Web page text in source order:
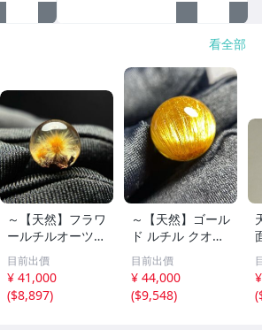
看全部
～【天然】フラワ
ールチルオーツ
丸玉 10.5mm 1.6
g
目前出價
¥ 41,000
($8,897)
～【天然】ゴール
ド ルチル クオー
ツ 丸玉 13.7mm
3.7g
目前出價
¥ 44,000
($9,548)
(